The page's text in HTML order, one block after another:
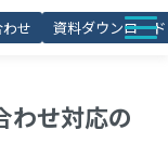
せ 資料ダウンロード
わせ対応の